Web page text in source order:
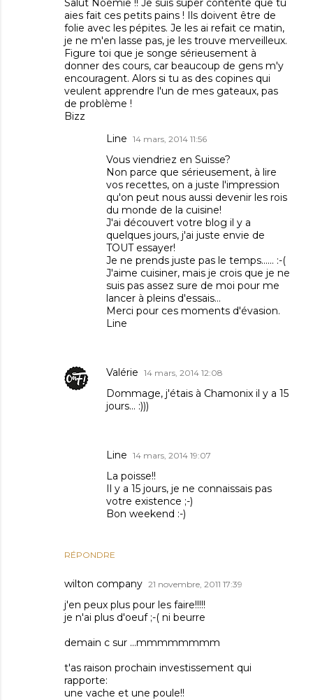
Salut Noémie !! Je suis super contente que tu
aies fait ces petits pains ! Ils doivent être de
folie avec les pépites. Je les ai refait ce matin,
je ne m'en lasse pas, je les trouve merveilleux.
Figure toi que je songe sérieusement à
donner des cours, car beaucoup de gens m'y
encouragent. Alors si tu as des copines qui
veulent apprendre l'un de mes gateaux, pas
de problème !
Bizz
RÉPONDRE
Line 14 mars, 2014 11:56
Vous viendriez en Suisse?
Non parce que sérieusement, à lire
vos recettes, on a juste l'impression
qu'on peut nous aussi devenir les rois
du monde de la cuisine!
J'ai découvert votre blog il y a
quelques jours, j'ai juste envie de
TOUT essayer!
Je ne prends juste pas le temps...... :-(
J'aime cuisiner, mais je crois que je ne
suis pas assez sure de moi pour me
lancer à pleins d'essais...
Merci pour ces moments d'évasion.
Line
Valérie 14 mars, 2014 12:08
Dommage, j'étais à Chamonix il y a 15
jours... :)))
Line 14 mars, 2014 19:07
La poisse!!
Il y a 15 jours, je ne connaissais pas
votre existence ;-)
Bon weekend :-)
wilton company 21 novembre, 2011 17:39
j'en peux plus pour les faire!!!!!
je n'ai plus d'oeuf ;-( ni beurre
demain c sur ...mmmmmmmm
t'as raison prochain investissement qui
rapporte:
une vache et une poule!!